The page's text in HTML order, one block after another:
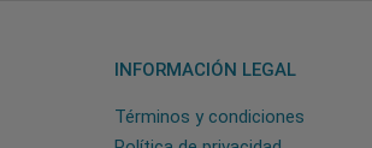
INFORMACIÓN LEGAL
Términos y condiciones